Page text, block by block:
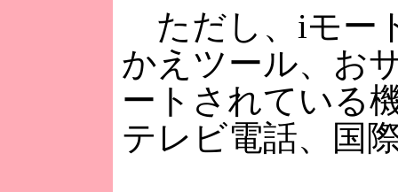
ただし、iモー
かえツール、お
ートされている
テレビ電話、国